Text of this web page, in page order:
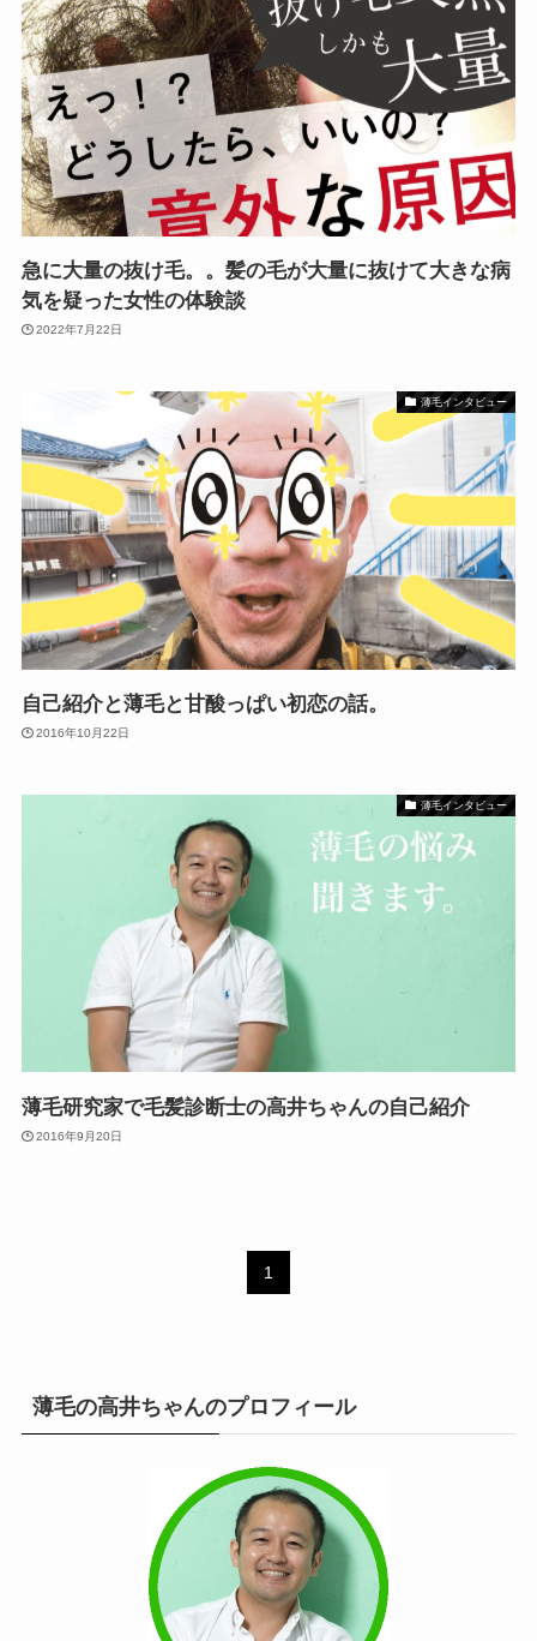
急に大量の抜け毛。。髪の毛が大量に抜けて大きな病
気を疑った女性の体験談
2022年7月22日
薄毛インタビュー
自己紹介と薄毛と甘酸っぱい初恋の話。
2016年10月22日
薄毛インタビュー
薄毛研究家で毛髪診断士の高井ちゃんの自己紹介
2016年9月20日
1
薄毛の高井ちゃんのプロフィール